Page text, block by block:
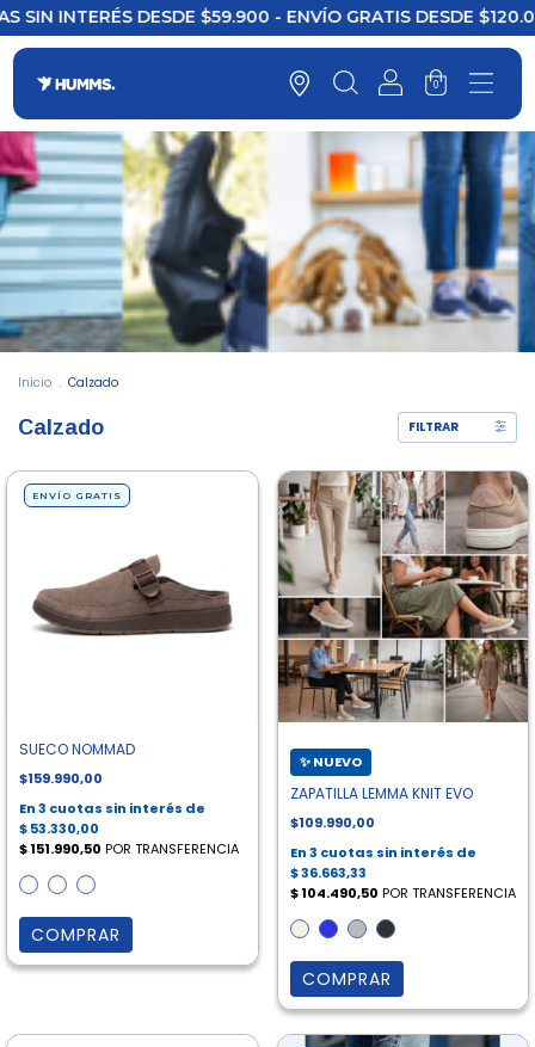
DESDE $59.900 - ENVÍO GRATIS DESDE $120.000 3
0
Inicio . Calzado
Calzado FILTRAR
ENVÍO GRATIS
SUECO NOMMAD
$159.990,00
COMPRAR
ZAPATILLA LEMMA KNIT EVO
$109.990,00
COMPRAR